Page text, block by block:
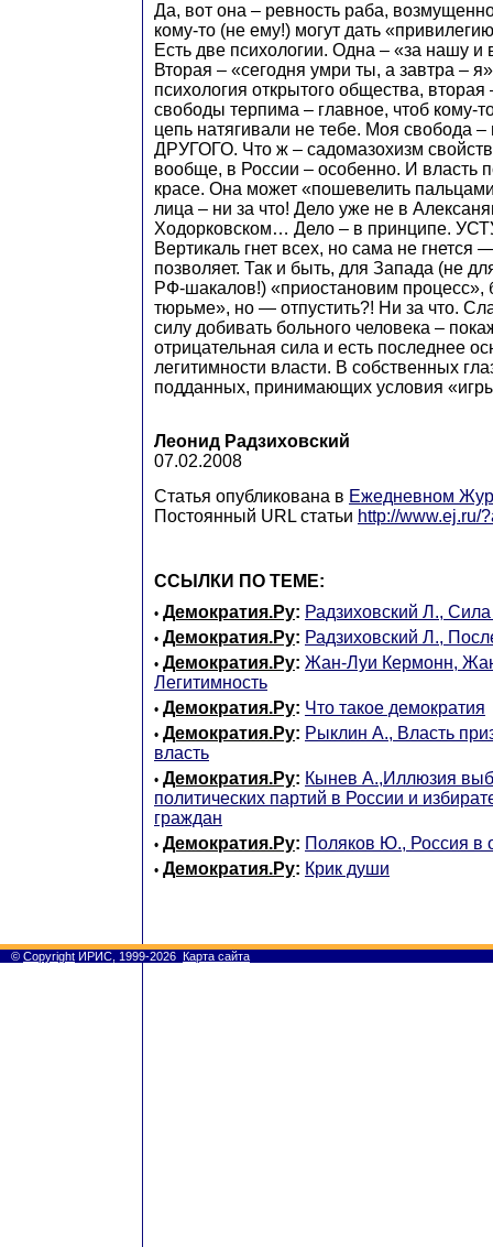
Да, вот она – ревность раба,
кому-то (не ему!) могут дать
Есть две психологии. Одна – «за нашу и
Вторая – «сегодня умри ты, а завтра –
психология открытого общества,
свободы терпима – главное, чтоб кому-
цепь натягивали не тебе. Моя свобода
ДРУГОГО. Что ж – садомазохизм
вообще, в России – особенно. И власть
красе. Она может «пошевелить
лица – ни за что! Дело уже не в
Ходорковском… Дело – в принципе.
Вертикаль гнет всех, но сама не гнется
позволяет. Так и быть, для Запада (не
РФ-шакалов!) «приостановим процесс»,
тюрьме», но — отпустить?! Ни за что.
силу добивать больного человека –
отрицательная сила и есть последнее
легитимности власти. В собственных
подданных, принимающих условия
Леонид Радзиховский
07.02.2008
Статья опубликована в Ежедневном
Постоянный URL статьи http://www.ej.ru/
ССЫЛКИ ПО ТЕМЕ:
• Демократия.Ру: Радзиховский Л.,
• Демократия.Ру: Радзиховский Л.,
• Демократия.Ру: Жан-Луи Кермонн,
Легитимность
• Демократия.Ру: Что такое демократия
• Демократия.Ру: Рыклин А., Власть
власть
• Демократия.Ру: Кынев А.,Иллюзия
политических партий в России и
граждан
• Демократия.Ру: Поляков Ю., Россия в
• Демократия.Ру: Крик души
© Copyright ИРИС, 1999-2026 Карта сайта